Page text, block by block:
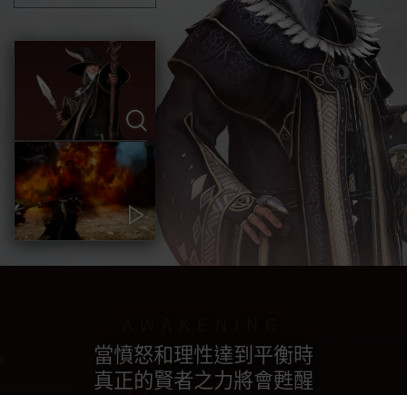
當憤怒和理性達到平衡時
真正的賢者之力將會甦醒